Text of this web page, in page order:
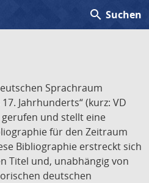
search Suchen
Sprachraum
Jahrhunderts“ (kurz: VD
gerufen und stellt eine
für den Zeitraum
Bibliographie erstreckt sich
Titel und, unabhängig von
deutschen